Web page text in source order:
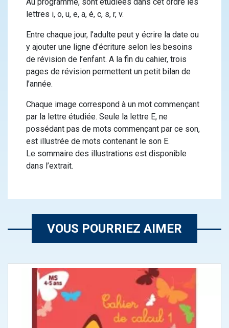
lettres i, o, u, e, a, é, c, s, r, v.
Entre chaque jour, l’adulte peut y écrire la date ou
y ajouter une ligne d’écriture selon les besoins
de révision de l’enfant. A la fin du cahier, trois
pages de révision permettent un petit bilan de
l’année.
Chaque image correspond à un mot commençant
par la lettre étudiée. Seule la lettre E, ne
possédant pas de mots commençant par ce son,
est illustrée de mots contenant le son E.
Le sommaire des illustrations est disponible
dans l’extrait.
VOUS POURRIEZ AIMER